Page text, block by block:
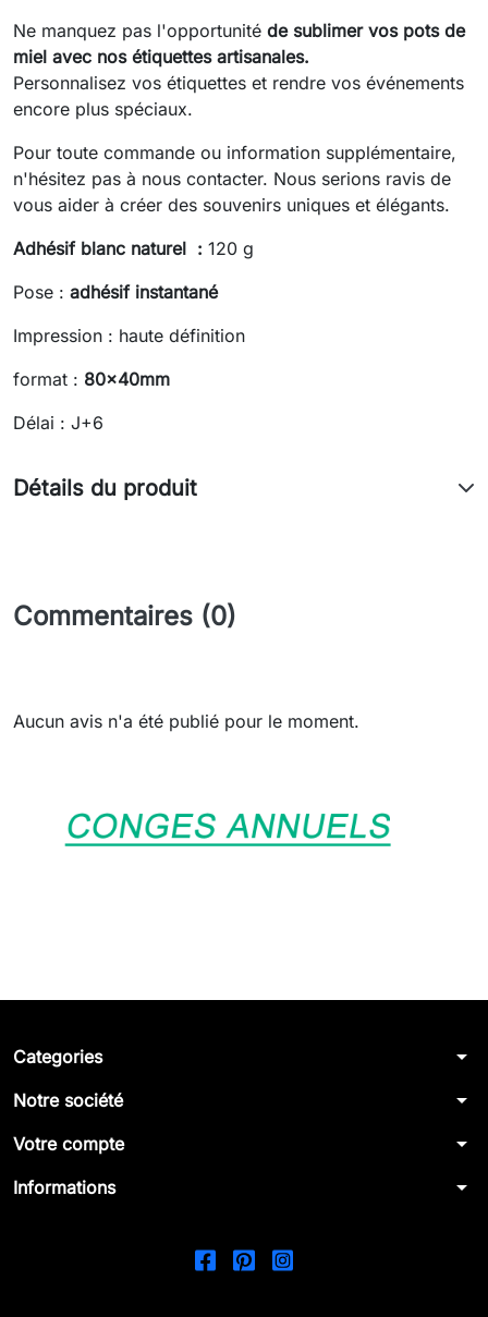
Ne manquez pas l'opportunité de sublimer vos pots de
miel avec nos étiquettes artisanales.
Personnalisez vos étiquettes et rendre vos événements
encore plus spéciaux.
Pour toute commande ou information supplémentaire,
n'hésitez pas à nous contacter. Nous serions ravis de
vous aider à créer des souvenirs uniques et élégants.
Adhésif blanc naturel : 120 g
Pose : adhésif instantané
Impression : haute définition
format : 80x40mm
Délai : J+6
Détails du produit
Commentaires (0)
Aucun avis n'a été publié pour le moment.
Categories arrow_drop_down
Notre société arrow_drop_down
Votre compte arrow_drop_down
Informations arrow_drop_down